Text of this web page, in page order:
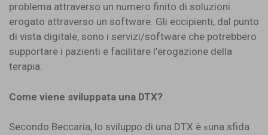
problema attraverso un numero finito di soluzioni
erogato attraverso un software. Gli eccipienti, dal punto
di vista digitale, sono i servizi/software che potrebbero
supportare i pazienti e facilitare l’erogazione della
terapia.
Come viene sviluppata una DTX?
Secondo Beccaria, lo sviluppo di una DTX è «una sfida